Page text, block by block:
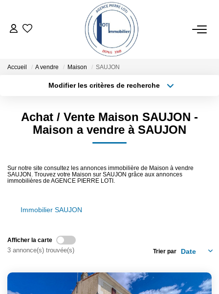
ACHETER
NOTRE AGENCE
Accueil A vendre Maison SAUJON
Modifier les critères de recherche
Sélectionnez...
Type de bien
Surface min
Créer une alerte
Achat / Vente Maison SAUJON -
Maison a vendre à SAUJON
Sur notre site consultez les annonces immobilière de Maison à vendre
SAUJON. Trouvez votre Maison sur SAUJON grâce aux annonces
immobilières de AGENCE PIERRE LOTI.
Immobilier SAUJON
Afficher la carte
3 annonce(s) trouvée(s) Trier par